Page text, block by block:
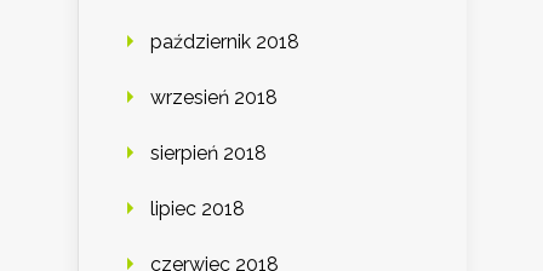
październik 2018
wrzesień 2018
sierpień 2018
lipiec 2018
czerwiec 2018